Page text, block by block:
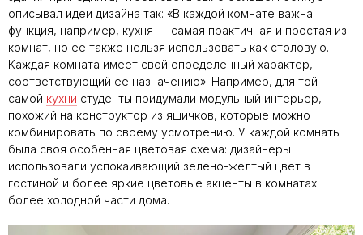
описывал идеи дизайна так: «В каждой комнате важна
функция, например, кухня — самая практичная и простая из
комнат, но ее также нельзя использовать как столовую.
Каждая комната имеет свой определенный характер,
соответствующий ее назначению». Например, для той
самой кухни студенты придумали модульный интерьер,
похожий на конструктор из ящичков, которые можно
комбинировать по своему усмотрению. У каждой комнаты
была своя особенная цветовая схема: дизайнеры
использовали успокаивающий зелено-желтый цвет в
гостиной и более яркие цветовые акценты в комнатах
более холодной части дома.